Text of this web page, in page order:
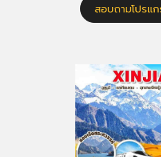
สอบถามโปรแ